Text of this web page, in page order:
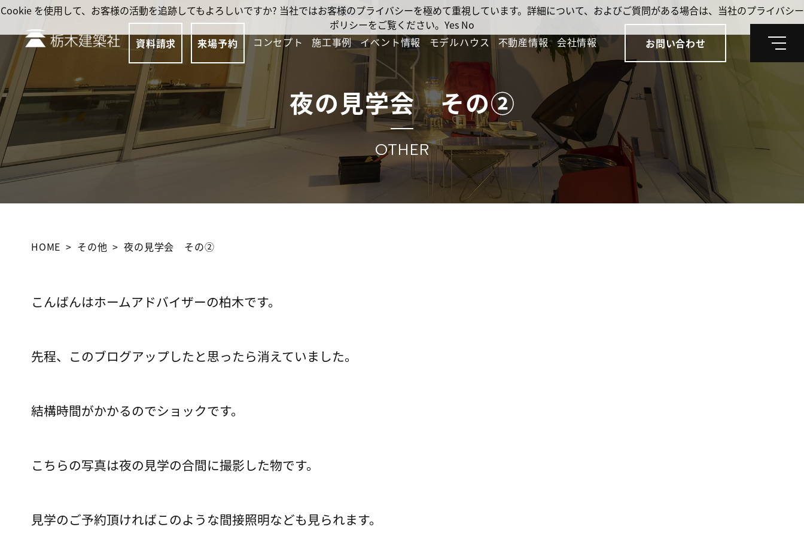
資料請求 来場予約 コンセプト 施工事例 イベント情報 モデルハウス 不動産情報 会社情報 お問い合わせ
メ
夜の見学会 その②
OTHER
HOME その他 夜の見学会 その②
こんばんはホームアドバイザーの柏木です。
先程、このブログアップしたと思ったら消えていました。
結構時間がかかるのでショックです。
こちらの写真は夜の見学の合間に撮影した物です。
見学のご予約頂ければこのような間接照明なども見られます。
Cookie を使用して、お客様の活動を追跡してもよろしいですか? 当社ではお客様のプライバシーを極めて重視しています。詳細について、およびご質問がある場合は、当社のプライバシー
ポリシーをご覧ください。 Yes No